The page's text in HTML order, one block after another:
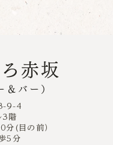
赤坂
＆バー）
3-9-4
3階
分(目の前）
5分